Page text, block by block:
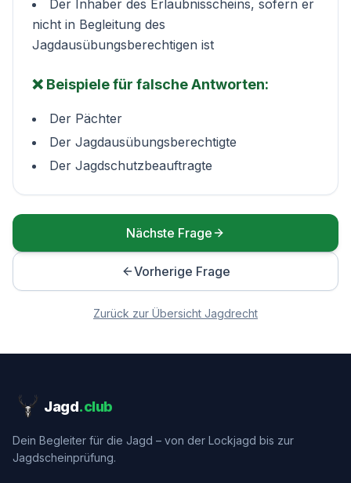
Der Inhaber des Erlaubnisscheins, sofern er
nicht in Begleitung des
Jagdausübungsberechtigen ist
❌ Beispiele für falsche Antworten:
Der Pächter
Der Jagdausübungsberechtigte
Der Jagdschutzbeauftragte
Vorherige Frage
Nächste Frage
Zurück zur Übersicht Jagdrecht
Jagd.club
Dein Begleiter für die Jagd – von der Lockjagd bis zur
Jagdscheinprüfung.